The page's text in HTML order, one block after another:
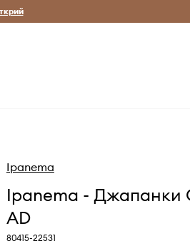
Ipanema
Ipanema - Джапанки
AD
80415-22531